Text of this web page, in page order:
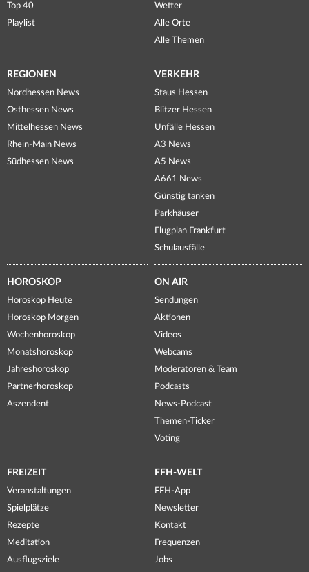
Top 40
Playlist
Wetter
Alle Orte
Alle Themen
REGIONEN
Nordhessen News
Osthessen News
Mittelhessen News
Rhein-Main News
Südhessen News
VERKEHR
Staus Hessen
Blitzer Hessen
Unfälle Hessen
A3 News
A5 News
A661 News
Günstig tanken
Parkhäuser
Flugplan Frankfurt
Schulausfälle
HOROSKOP
Horoskop Heute
Horoskop Morgen
Wochenhoroskop
Monatshoroskop
Jahreshoroskop
Partnerhoroskop
Aszendent
ON AIR
Sendungen
Aktionen
Videos
Webcams
Moderatoren & Team
Podcasts
News-Podcast
Themen-Ticker
Voting
FREIZEIT
Veranstaltungen
Spielplätze
Rezepte
Meditation
Ausflugsziele
FFH-WELT
FFH-App
Newsletter
Kontakt
Frequenzen
Jobs